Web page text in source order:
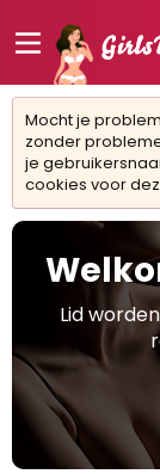
Mocht je
zonder
je
cookies voor
Lid